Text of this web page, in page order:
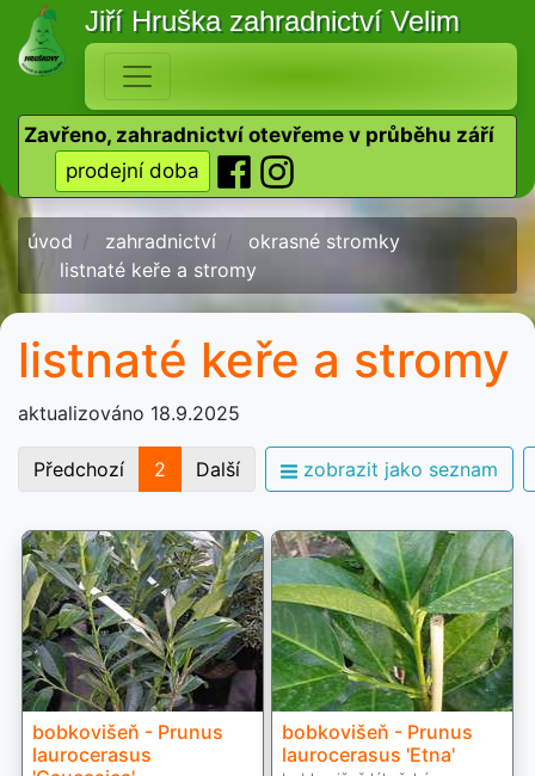
Jiří Hruška zahradnictví Velim
Zavřeno, zahradnictví otevřeme v průběhu září
prodejní doba
úvod zahradnictví
okrasné stromky
listnaté keře a stromy
listnaté keře a stromy
aktualizováno 18.9.2025
Předchozí 2 Další zobrazit jako seznam
bobkovišeň - Prunus
laurocerasus
bobkovišeň - Prunus
laurocerasus 'Etna'